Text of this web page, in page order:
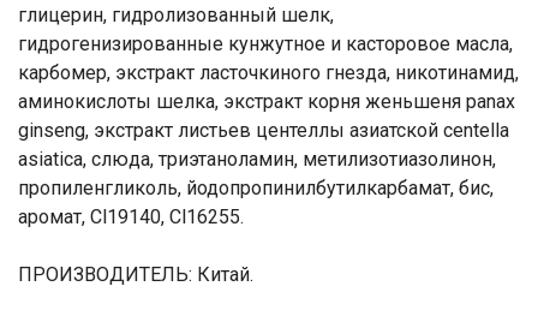
глицерин, гидролизованный шелк,
гидрогенизированные кунжутное и касторовое масла,
карбомер, экстракт ласточкиного гнезда, никотинамид,
аминокислоты шелка, экстракт корня женьшеня panax
ginseng, экстракт листьев центеллы азиатской centella
asiatica, слюда, триэтаноламин, метилизотиазолинон,
пропиленгликоль, йодопропинилбутилкарбамат, бис,
аромат, Cl19140, Cl16255.
​ПРОИЗВОДИТЕЛЬ: Китай.​
Нажимая на кнопку "Отправить" вы
соглашаетесь на обработку
персональных данных